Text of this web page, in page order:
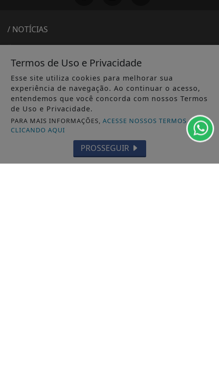
/ NOTÍCIAS
GERAL
/ INFORMAÇÕES
Termos de Uso e Privacidade
Esse site utiliza cookies para melhorar sua
experiência de navegação. Ao continuar o acesso,
entendemos que você concorda com nossos Termos
de Uso e Privacidade.
PARA MAIS INFORMAÇÕES,ACESSE NOSSOS TERMOS
CLICANDO AQUI
PROSSEGUIR